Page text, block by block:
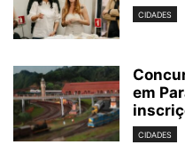
CIDADES
em
CIDADES